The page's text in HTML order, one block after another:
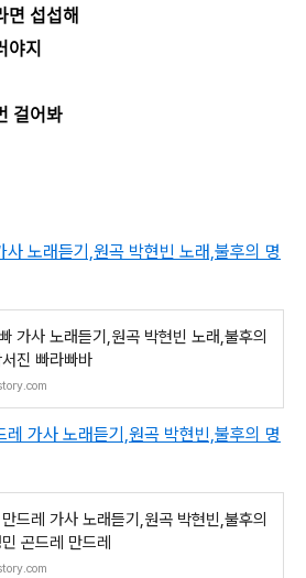
면 섭섭해
야지
걸어봐
노래듣기,원곡 박현빈 노래,불후의 명
가사 노래듣기,원곡 박현빈 노래,불후의
진 빠라빠바
가사 노래듣기,원곡 박현빈,불후의 명
드레 가사 노래듣기,원곡 박현빈,불후의
곤드레 만드레